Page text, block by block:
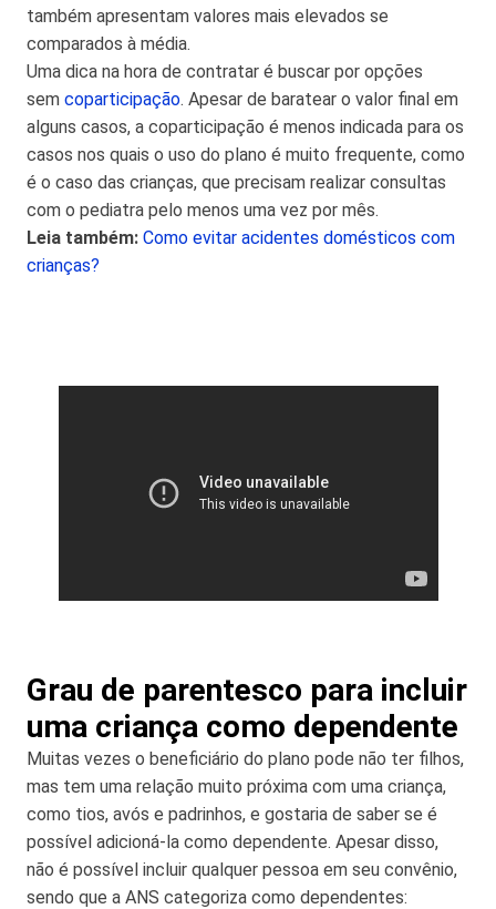
também apresentam valores mais elevados se
comparados à média.
Uma dica na hora de contratar é buscar por opções
sem coparticipação. Apesar de baratear o valor final em
alguns casos, a coparticipação é menos indicada para os
casos nos quais o uso do plano é muito frequente, como
é o caso das crianças, que precisam realizar consultas
com o pediatra pelo menos uma vez por mês.
Leia também: Como evitar acidentes domésticos com
crianças?
Grau de parentesco para incluir
uma criança como dependente
Muitas vezes o beneficiário do plano pode não ter filhos,
mas tem uma relação muito próxima com uma criança,
como tios, avós e padrinhos, e gostaria de saber se é
possível adicioná-la como dependente. Apesar disso,
não é possível incluir qualquer pessoa em seu convênio,
sendo que a ANS categoriza como dependentes: